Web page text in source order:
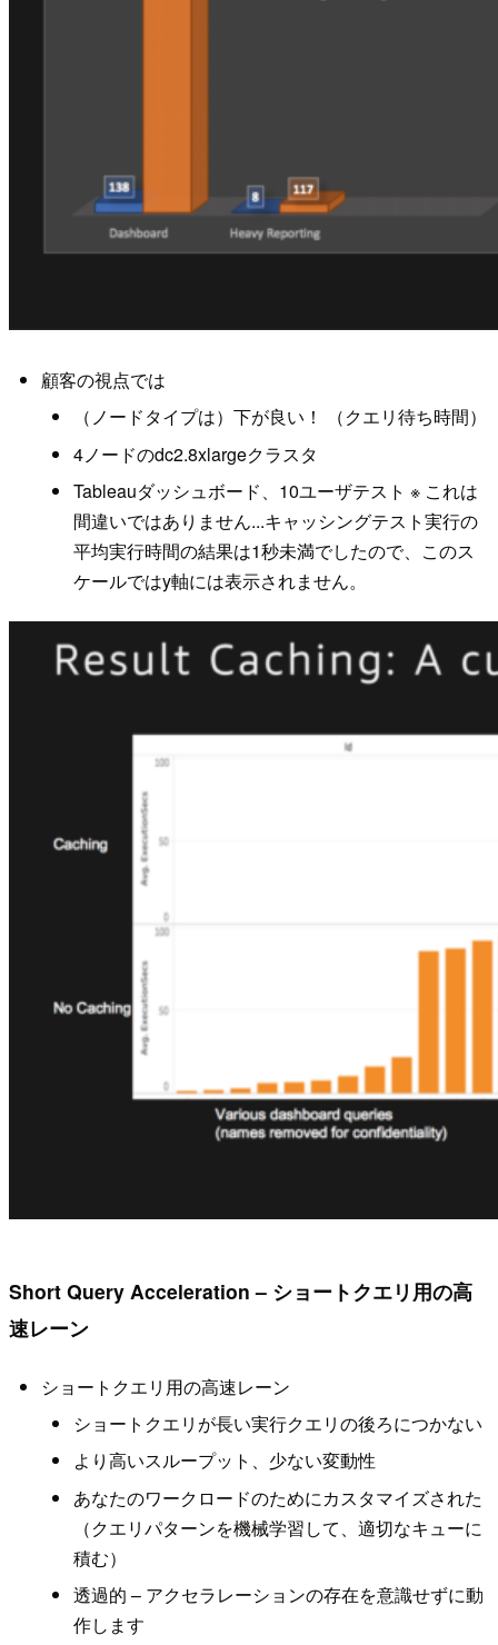
顧客の視点では
（ノードタイプは）下が良い！ （クエリ待ち時間）
4ノードのdc2.8xlargeクラスタ
Tableauダッシュボード、10ユーザテスト ※ これは
間違いではありません...キャッシングテスト実行の
平均実行時間の結果は1秒未満でしたので、このス
ケールではy軸には表示されません。
Short Query Acceleration – ショートクエリ用の高
速レーン
ショートクエリ用の高速レーン
ショートクエリが長い実行クエリの後ろにつかない
より高いスループット、少ない変動性
あなたのワークロードのためにカスタマイズされた
（クエリパターンを機械学習して、適切なキューに
積む）
透過的 – アクセラレーションの存在を意識せずに動
作します